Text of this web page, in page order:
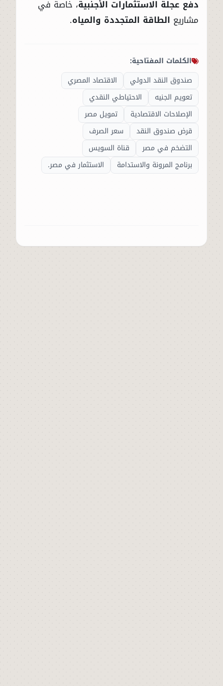
دفع عجلة الاستثمارات الأجنبية، خاصة في
مشاريع الطاقة المتجددة والمياه.
الكلمات المفتاحية:
صندوق النقد الدولي
الاقتصاد المصري
تعويم الجنيه
الاحتياطي النقدي
الإصلاحات الاقتصادية
تمويل مصر
قرض صندوق النقد
سعر الصرف
التضخم في مصر
قناة السويس
برنامج المرونة والاستدامة
الاستثمار في مصر.